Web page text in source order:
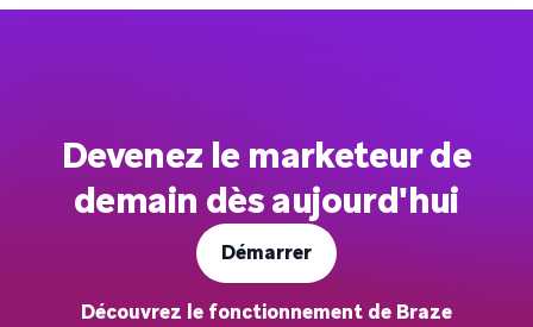
Devenez le marketeur de
demain dès aujourd'hui
Démarrer
Découvrez le fonctionnement de Braze